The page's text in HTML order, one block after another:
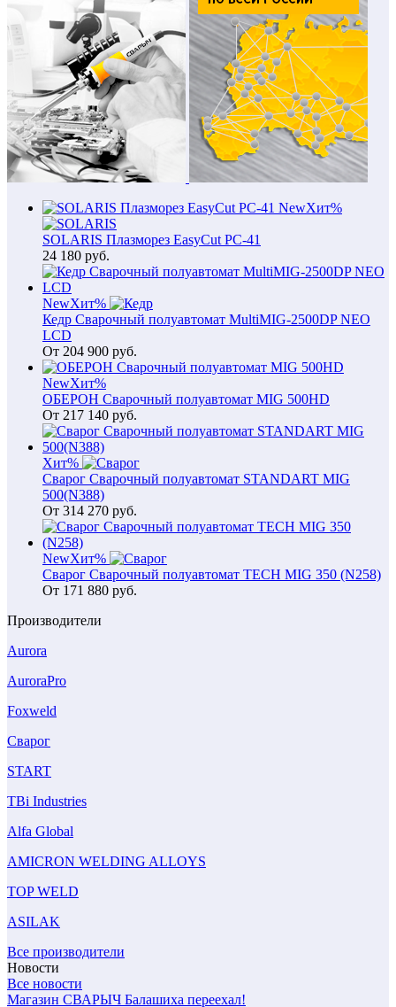
NewХит%
SOLARIS Плазморез EasyCut PC-41
24 180 руб.
NewХит%
Кедр Сварочный полуавтомат MultiMIG-2500DP NEO
LCD
От 204 900 руб.
NewХит%
ОБЕРОН Сварочный полуавтомат MIG 500HD
От 217 140 руб.
Хит%
Сварог Сварочный полуавтомат STANDART MIG
500(N388)
От 314 270 руб.
NewХит%
Сварог Сварочный полуавтомат TECH MIG 350 (N258)
От 171 880 руб.
Производители
Aurora
AuroraPro
Foxweld
Сварог
START
TBi Industries
Alfa Global
AMICRON WELDING ALLOYS
TOP WELD
ASILAK
Все производители
Новости
Все новости
Магазин СВАРЫЧ Балашиха переехал!